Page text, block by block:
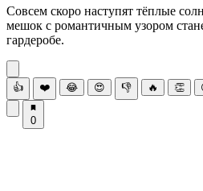
Совсем скоро наступят тёплые
мешок с романтичным узором
гардеробе.
👍 ❤️ 😂 😍 👎 🔥 👏
0